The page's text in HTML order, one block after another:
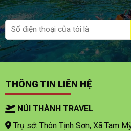
THÔNG TIN LIÊN HỆ
NÚI THÀNH TRAVEL
Trụ sở: Thôn Tịnh Sơn, Xã Tam